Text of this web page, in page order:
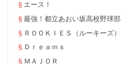
エース！
最強！都立あおい坂高校野球部
ＲＯＯＫＩＥＳ（ルーキーズ）
Ｄｒｅａｍｓ
ＭＡＪＯＲ